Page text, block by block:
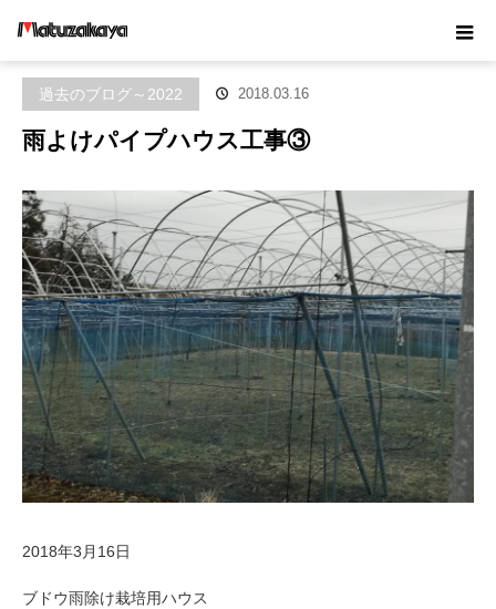
ブログ
雨よけパイプハウス工事③
過去のブログ～2022 2018.03.16
雨よけパイプハウス工事③
2018年3月16日
ブドウ雨除け栽培用ハウス